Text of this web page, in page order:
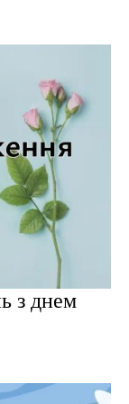
з днем